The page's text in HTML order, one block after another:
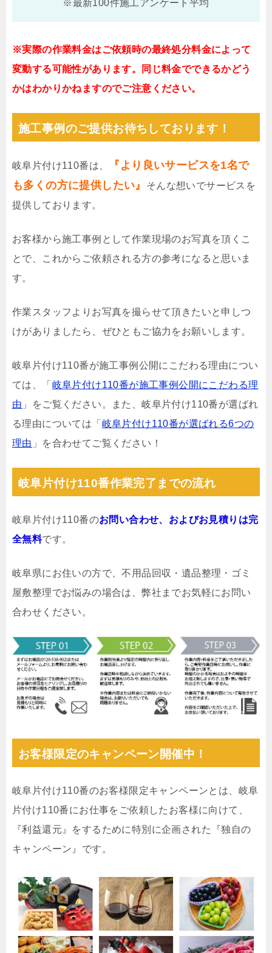
※最新100件施工アンケート平均
※実際の作業料金はご依頼時の最終処分料金によって
変動する可能性があります。同じ料金でできるかどう
かはわかりかねますのでご注意ください。
施工事例のご提供お待ちしております！
岐阜片付け110番は、
『より良いサービスを1名で
も多くの方に提供したい』
そんな想いでサービスを
提供しております。
お客様から施工事例として作業現場のお写真を頂くこ
とで、これからご依頼される方の参考になると思いま
す。
作業スタッフよりお写真を撮らせて頂きたいと申しつ
けがありましたら、ぜひともご協力をお願いします。
岐阜片付け110番が施工事例公開にこだわる理由につい
ては、「 岐阜片付け110番が施工事例公開にこだわる理
由 」をご覧ください。また、岐阜片付け110番が選ばれ
る理由については「 岐阜片付け110番が選ばれる6つの
理由 」を合わせてご覧ください！
岐阜片付け110番作業完了までの流れ
岐阜片付け110番のお問い合わせ、およびお見積りは完
全無料です。
岐阜県にお住いの方で、不用品回収・遺品整理・ゴミ
屋敷整理でお悩みの場合は、弊社までお気軽にお問い
合わせください。
お客様限定のキャンペーン開催中！
岐阜片付け110番のお客様限定キャンペーンとは、岐阜
片付け110番にお仕事をご依頼したお客様に向けて、
『利益還元』をするために特別に企画された『独自の
キャンペーン』です。